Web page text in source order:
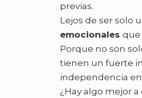
previas.
Lejos de ser solo
emocionales que
Porque no son
tienen un fuerte
independencia en
¿Hay algo mejor